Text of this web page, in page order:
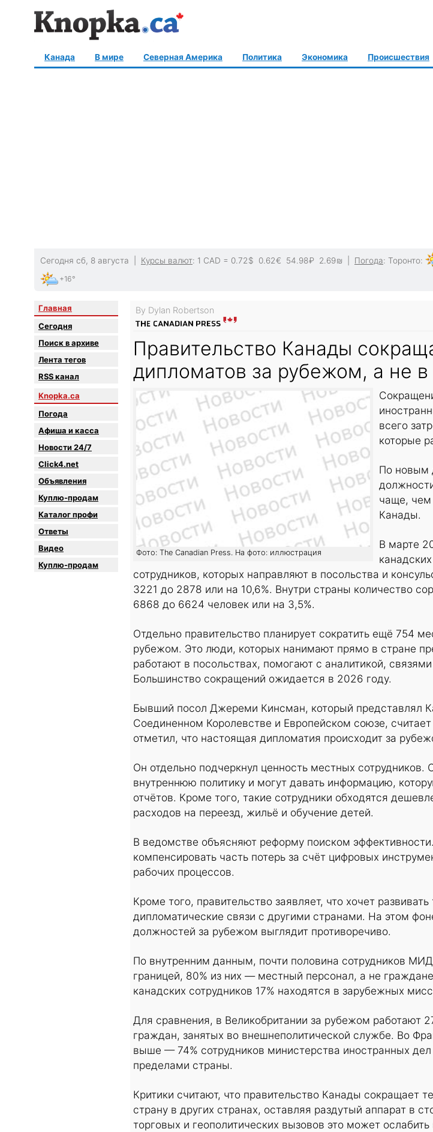
Канада В мире Северная Америка Политика Экономика Происшествия
Сегодня сб, 8 августа | Курсы валют: 1 CAD = 0.72$ 0.62€ 54.98₽ 2.69₪ Погода: Торонто:
+16°
Главная
Сегодня
Поиск в архиве
Лента тегов
RSS канал
Knopka.ca
Погода
Афиша и касса
Новости 24/7
Click4.net
Объявления
Куплю-продам
Каталог профи
Oтветы
Видео
Куплю-продам
By Dylan Robertson
Правительство Канады
дипломатов за рубежом, а не в
Фото: The Canadian Press. На фото: иллюстрация
всего
которые
По новым
чаще, чем
Канады.
В марте
сотрудников, которых направляют в посольства и
3221 до 2878 или на 10,6%. Внутри страны количество
6868 до 6624 человек или на 3,5%.
Отдельно правительство планирует сократить ещё 754
рубежом. Это люди, которых нанимают прямо в стране
работают в посольствах, помогают с аналитикой,
Большинство сокращений ожидается в 2026 году.
Бывший посол Джереми Кинсман, который представлял
Соединенном Королевстве и Европейском союзе,
отметил, что настоящая дипломатия происходит за
Он отдельно подчеркнул ценность местных сотрудников.
внутреннюю политику и могут давать информацию,
отчётов. Кроме того, такие сотрудники обходятся
расходов на переезд, жильё и обучение детей.
В ведомстве объясняют реформу поиском
компенсировать часть потерь за счёт цифровых
рабочих процессов.
Кроме того, правительство заявляет, что хочет
дипломатические связи с другими странами. На этом
должностей за рубежом выглядит противоречиво.
По внутренним данным, почти половина сотрудников
границей, 80% из них — местный персонал, а не
канадских сотрудников 17% находятся в зарубежных
Для сравнения, в Великобритании за рубежом работают
граждан, занятых во внешнеполитической службе. Во
выше — 74% сотрудников министерства иностранных
пределами страны.
Критики считают, что правительство Канады сокращает
страну в других странах, оставляя раздутый аппарат в
торговых и геополитических вызовов это может